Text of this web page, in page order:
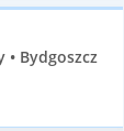
Bydgoszcz